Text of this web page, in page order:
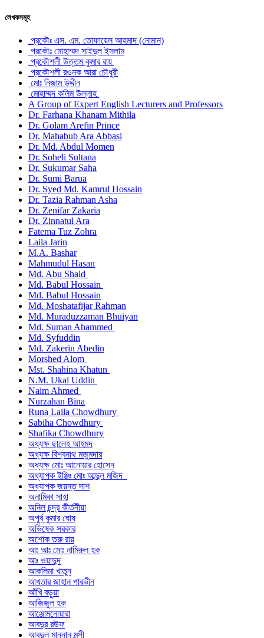
লেখকসমূহ
প্রকৌঃ এস. এম. তোফায়েল আহমাদ (নোমান)
প্রকৌঃ মোহাম্মদ সাইদুল ইসলাম
প্রকৌশলী উত্তম কুমার রায়
প্রকৌশলী রওনক আরা চৌধুরী
মোঃ নিজাম উদ্দীন
মোহাম্মদ কলিম উল্লাহ
A Group of Expert English Lecturers and Professors
Dr. Farhana Khanam Mithila
Dr. Golam Arefin Prince
Dr. Mahabub Ara Abbasi
Dr. Md. Abdul Momen
Dr. Soheli Sultana
Dr. Sukumar Saha
Dr. Sumi Barua
Dr. Syed Md. Kamrul Hossain
Dr. Tazia Rahman Asha
Dr. Zenifar Zakaria
Dr. Zinnatul Ara
Fatema Tuz Zohra
Laila Jarin
M.A. Bashar
Mahmudul Hasan
Md. Abu Shaid
Md. Babul Hossain
Md. Babul Hossain
Md. Moshatafijar Rahman
Md. Muraduzzaman Bhuiyan
Md. Suman Ahammed
Md. Syfuddin
Md. Zakerin Abedin
Morshed Alom
Mst. Shahina Khatun
N.M. Ukal Uddin
Naim Ahmed
Nurzahan Bina
Runa Laila Chowdhury
Sabiha Chowdhury
Shafika Chowdhury
অধ্যক্ষ ছালেহ আহমদ
অধ্যক্ষ বিশ্বনাথ মজুমদার
অধ্যক্ষ মোঃ আনোয়ার হোসেন
অধ্যাপক ইঞ্জিঃ মোঃ আব্দুল মজিদ
অধ্যাপক জয়ন্ত দাশ
অনামিকা সাহা
অনিল চন্দ্র কীর্তনীয়া
অপূর্ব কুমার ঘোষ
অভিষেক সরকার
অশোক তরু রায়
আঃ আঃ মোঃ নামিরুল হক
আঃ ওয়াদুদ
আকলিমা খাতুন
আখতার জাহান পারভীন
আঁখি বড়ুয়া
আজিজুল হক
আঞ্জোমনোয়ারা
আবদুর রউফ
আবদুল মান্নান মুন্সী